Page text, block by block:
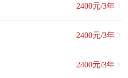
2400元/3年
2400元/3年
2400元/3年